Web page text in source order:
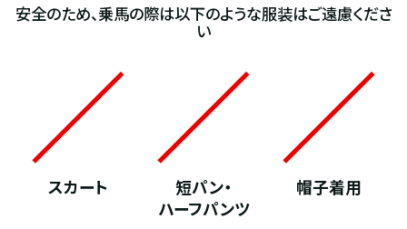
安全のため、乗馬の際は以下のような服装はご遠慮くださ
い
スカート
短パン・
ハーフパンツ
帽子着用